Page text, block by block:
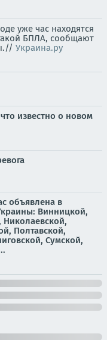
уже час находятся
БПЛА, сообщают
Украина.ру
известно о новом
объявлена в
Винницкой,
Полтавской,
Сумской,